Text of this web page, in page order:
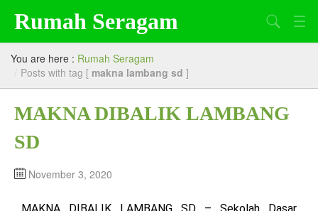
Rumah Seragam
Beranda
Tentang Kami
Produk
Artikel
Lowongan Kerja
You are here : Rumah Seragam
/ Posts with tag [ makna lambang sd ]
MAKNA DIBALIK LAMBANG
SD
November 3, 2020